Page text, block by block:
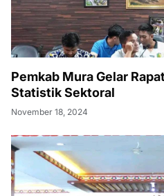
Pemkab Mura Gelar
Statistik Sektoral
November 18, 2024